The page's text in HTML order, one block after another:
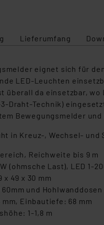
Lieferumfang
eignet sich für
LED-Leuchten
überall da einsetzbar,
Draht-Technik)
Bewegungsmelder
in Kreuz-, Wechsel-
Reichweite bis 9 m
(ohmsche Last), LED 1-
x 49 x 30 mm
und Hohlwanddosen
mm, Einbautiefe: 68 mm
1-1,8 m